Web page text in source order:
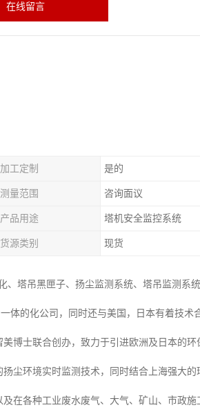
在线留言
加工定制 是的
测量范围 咨询面议
产品用途 塔机安全监控系统
货源类别 现货
、塔吊黑匣子、扬尘监测系统、塔吊监测系
体的化公司，同时还与美国，日本有着技术
博士联合创办，致力于引进欧洲及日本的环
尘环境实时监测技术，同时结合上海强大
在各种工业废水废气、大气、矿山、市政